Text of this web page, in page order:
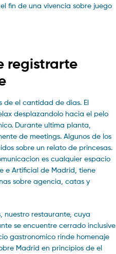
fin de una vivencia sobre juego
registrarte
de el cantidad de dias. El
desplazandolo hacia el pelo
Durante ultima planta,
de meetings. Algunos de los
sobre un relato de princesas.
es cualquier espacio
e Artificial de Madrid, tiene
sobre agencia, catas y
nuestro restaurante, cuya
se encuentre cerrado inclusive
gastronomico rinde homenaje
Madrid en principios de el